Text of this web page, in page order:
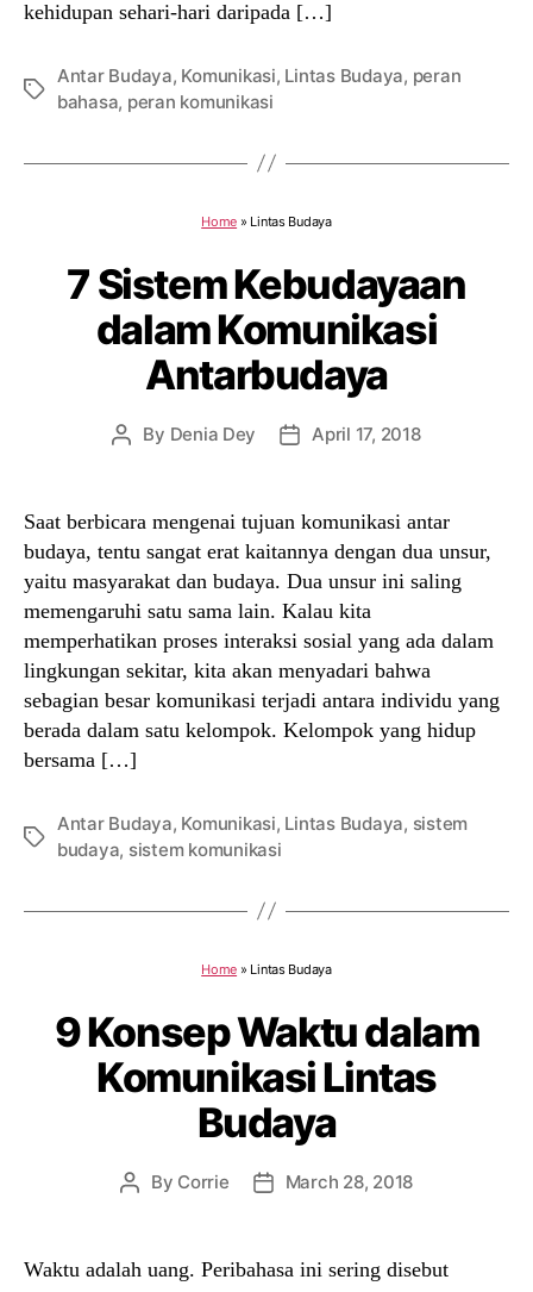
kehidupan sehari-hari daripada […]
Tags
Antar Budaya, Komunikasi, Lintas Budaya, peran
bahasa, peran komunikasi
Home » Lintas Budaya
7 Sistem Kebudayaan
dalam Komunikasi
Antarbudaya
Post
By Denia Dey
PostApril 17, 2018
Saat berbicara mengenai tujuan komunikasi antar
budaya, tentu sangat erat kaitannya dengan dua unsur,
yaitu masyarakat dan budaya. Dua unsur ini saling
memengaruhi satu sama lain. Kalau kita
memperhatikan proses interaksi sosial yang ada dalam
lingkungan sekitar, kita akan menyadari bahwa
sebagian besar komunikasi terjadi antara individu yang
berada dalam satu kelompok. Kelompok yang hidup
bersama […]
Tags
Antar Budaya, Komunikasi, Lintas Budaya, sistem
budaya, sistem komunikasi
Home » Lintas Budaya
9 Konsep Waktu dalam
Komunikasi Lintas
Budaya
Post
By Corrie
PostMarch 28, 2018
Waktu adalah uang. Peribahasa ini sering disebut